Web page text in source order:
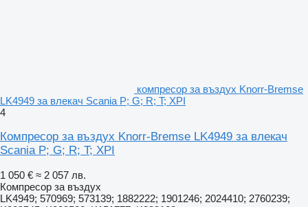
компресор за въздух Knorr-Bremse
LK4949 за влекач Scania P; G; R; T; XPI
4
Компресор за въздух Knorr-Bremse LK4949 за влекач
Scania P; G; R; T; XPI
1 050 € ≈ 2 057 лв.
Компресор за въздух
LK4949; 570969; 573139; 1882222; 1901246; 2024410; 2760239;